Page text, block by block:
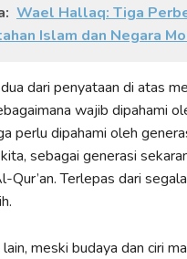
Wael Hallaq: Tiga
Islam dan Negara
dari penyataan di atas
wajib dipahami
perlu dipahami oleh
sebagai generasi
Qur’an. Terlepas dari
meski budaya dan ciri